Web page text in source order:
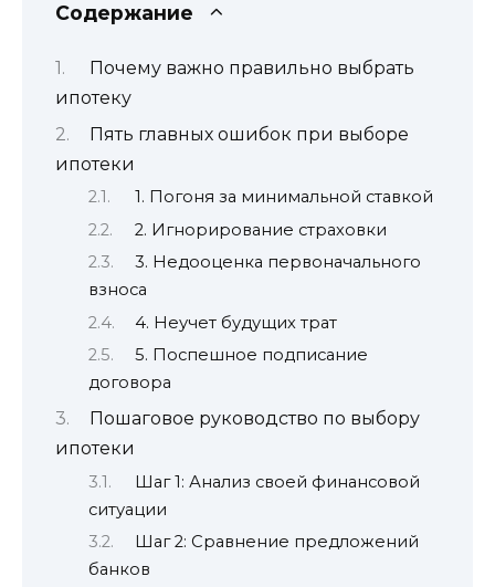
Содержание
Почему важно правильно выбрать
ипотеку
Пять главных ошибок при выборе
ипотеки
1. Погоня за минимальной ставкой
2. Игнорирование страховки
3. Недооценка первоначального
взноса
4. Неучет будущих трат
5. Поспешное подписание
договора
Пошаговое руководство по выбору
ипотеки
Шаг 1: Анализ своей финансовой
ситуации
Шаг 2: Сравнение предложений
банков